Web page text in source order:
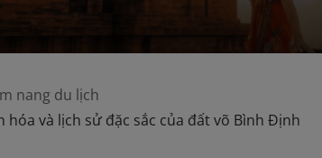
nang du lịch
hóa và lịch sử đặc sắc của đất võ Bình Định